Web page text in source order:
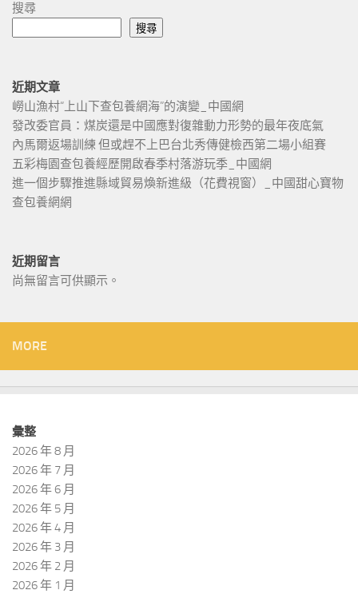
搜尋
搜尋
近期文章
嶗山漁村“上山下查包養網海”的演變_中國網
發改委官員：煤炭還是中國應對復雜動力形勢的最年夜底氣
內馬爾返場訓練 但或趕不上巴台北秀傳健檢西第二場小組賽
五彩梅園查包養經歷開啟春季村落游玩季_中國網
進一個步驟推進縣域貿易煥新進級（花費視窗）_中國甜心寶物
查包養網網
近期留言
尚無留言可供顯示。
MORE
彙整
2026 年 8 月
2026 年 7 月
2026 年 6 月
2026 年 5 月
2026 年 4 月
2026 年 3 月
2026 年 2 月
2026 年 1 月